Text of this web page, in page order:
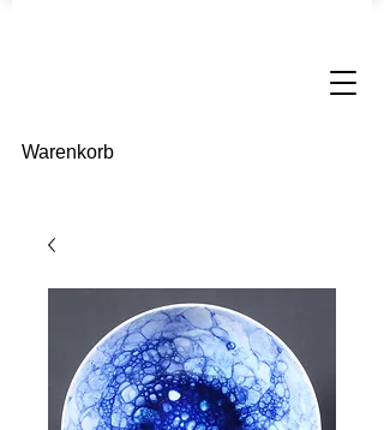
Warenkorb